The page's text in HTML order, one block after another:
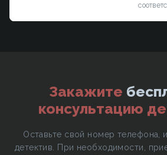
Закажите
консультацию
Оставьте свой номер телефона,
детектив. При необходимости,